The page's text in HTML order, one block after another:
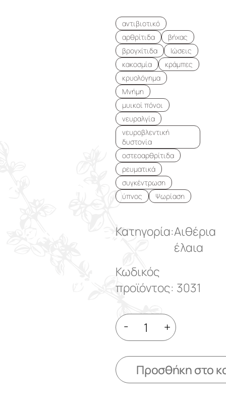
αντιβιοτικό
αρθρίτιδα
βήχας
βρογχίτιδα
Ιώσεις
κακοσμία
κράμπες
κρυολόγημα
Μνήμη
μυικοί πόνοι
νευραλγία
νευροβλεντική
δυστονία
οστεοαρθρίτιδα
ρευματικά
συγκέντρωση
ύπνος
Ψωρίαση
Κατηγορία:Αιθέρια
έλαια
Κωδικός
προϊόντος: 3031
- +
Προσθήκη στο